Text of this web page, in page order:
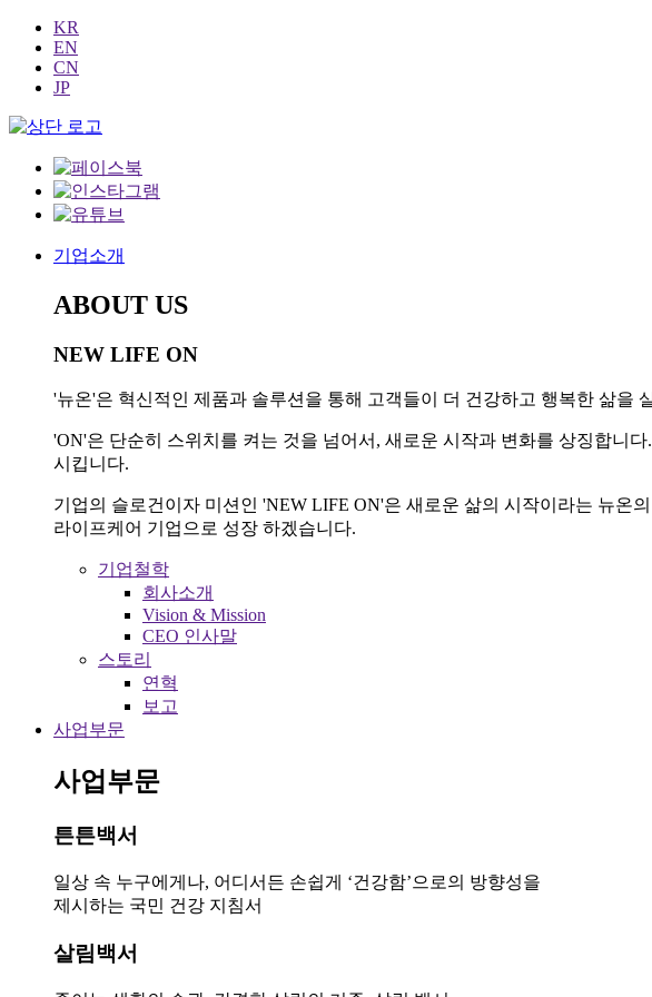
KR
EN
CN
JP
기업소개
ABOUT US
NEW LIFE ON
'뉴온'은 혁신적인 제품과 솔루션을 통해 고객들이 더 건강하고 행복한 삶을
'ON'은 단순히 스위치를 켜는 것을 넘어서, 새로운 시작과 변화를 상징합니
시킵니다.
기업의 슬로건이자 미션인 'NEW LIFE ON'은 새로운 삶의 시작이라는 뉴온
라이프케어 기업으로 성장 하겠습니다.
기업철학
회사소개
Vision & Mission
CEO 인사말
스토리
연혁
보고
사업부문
사업부문
튼튼백서
일상 속 누구에게나, 어디서든 손쉽게 ‘건강함’으로의 방향성을
제시하는 국민 건강 지침서
살림백서